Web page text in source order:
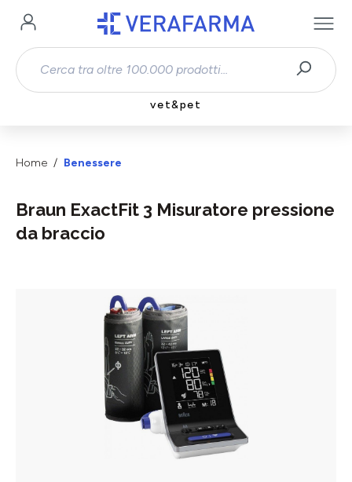
Passa al contenuto principale
vet&pet
Home Benessere
Braun ExactFit 3 Misuratore pressione
da braccio
Salta la galleria di immagini